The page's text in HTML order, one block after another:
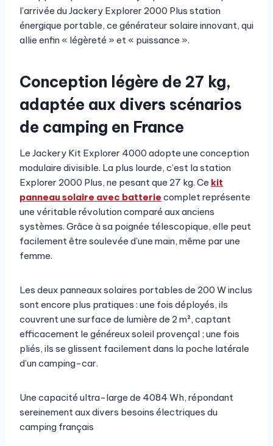
l’arrivée du Jackery Explorer 2000 Plus station
énergique portable, ce générateur solaire innovant, qui
allie enfin « légèreté » et « puissance ».
Conception légère de 27 kg,
adaptée aux divers scénarios
de camping en France
Le Jackery Kit Explorer 4000 adopte une conception
modulaire divisible. La plus lourde, c’est la station
Explorer 2000 Plus, ne pesant que 27 kg. Ce kit
panneau solaire avec batterie complet représente
une véritable révolution comparé aux anciens
systèmes. Grâce à sa poignée télescopique, elle peut
facilement être soulevée d’une main, même par une
femme.
Les deux panneaux solaires portables de 200 W inclus
sont encore plus pratiques : une fois déployés, ils
couvrent une surface de lumière de 2 m², captant
efficacement le généreux soleil provençal ; une fois
pliés, ils se glissent facilement dans la poche latérale
d’un camping-car.
Une capacité ultra-large de 4084 Wh, répondant
sereinement aux divers besoins électriques du
camping français